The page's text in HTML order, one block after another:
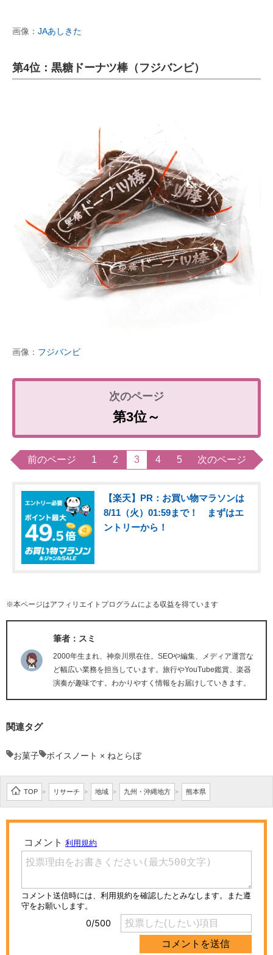
画像： JAあしきた
第4位：黒糖ドーナツ棒（フジバンビ）
画像： フジバンビ
第3位～
前のページ 1 2 3 4 5 次のページ
【楽天】PR：お買い物マラソンは
8/11（火）01:59まで！ まずはエ
ントリーから！
※本ページはアフィリエイトプログラムによる収益を得ています
筆者：スミ
2000年生まれ、神奈川県在住。SEOや編集、メディア運営な
ど幅広い業務を担当しています。旅行やYouTube鑑賞、楽器
演奏が趣味です。わかりやすく情報をお届けしていきます。
関連タグ
お菓子 ボイスノート × ねとらぼ
TOP > リサーチ > 地域 > 九州・沖縄地方 > 熊本県